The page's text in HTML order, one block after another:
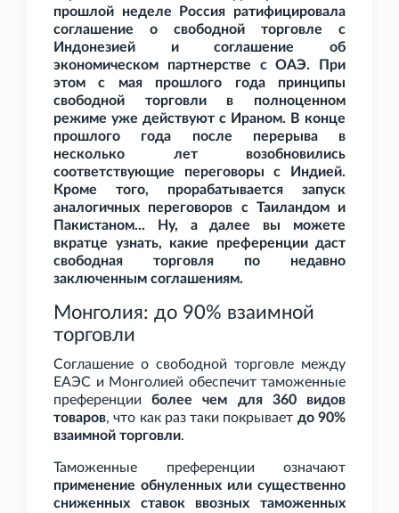
прошлой неделе Россия ратифицировала
соглашение о свободной торговле с
Индонезией и соглашение об
экономическом партнерстве с ОАЭ. При
этом с мая прошлого года принципы
свободной торговли в полноценном
режиме уже действуют с Ираном. В конце
прошлого года после перерыва в
несколько лет возобновились
соответствующие переговоры с Индией.
Кроме того, прорабатывается запуск
аналогичных переговоров с Таиландом и
Пакистаном... Ну, а далее вы можете
вкратце узнать, какие преференции даст
свободная торговля по недавно
заключенным соглашениям.
Монголия: до 90% взаимной
торговли
Соглашение о свободной торговле между
ЕАЭС и Монголией обеспечит таможенные
преференцииболее чем для 360 видов
товаров, что как раз таки покрывает до 90%
взаимной торговли.
Таможенные преференции означают
применение обнуленных или существенно
сниженных ставок ввозных таможенных